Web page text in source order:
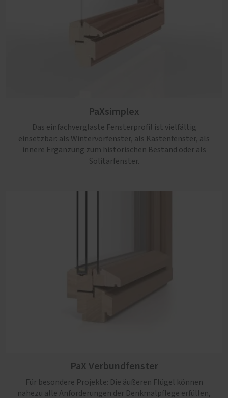
PaXsimplex
Das einfachverglaste Fensterprofil ist vielfältig
einsetzbar: als Wintervorfenster, als Kastenfenster, als
innere Ergänzung zum historischen Bestand oder als
Solitärfenster.
PaX Verbundfenster
Für besondere Projekte: Die äußeren Flügel können
nahezu alle Anforderungen der Denkmalpflege erfüllen,